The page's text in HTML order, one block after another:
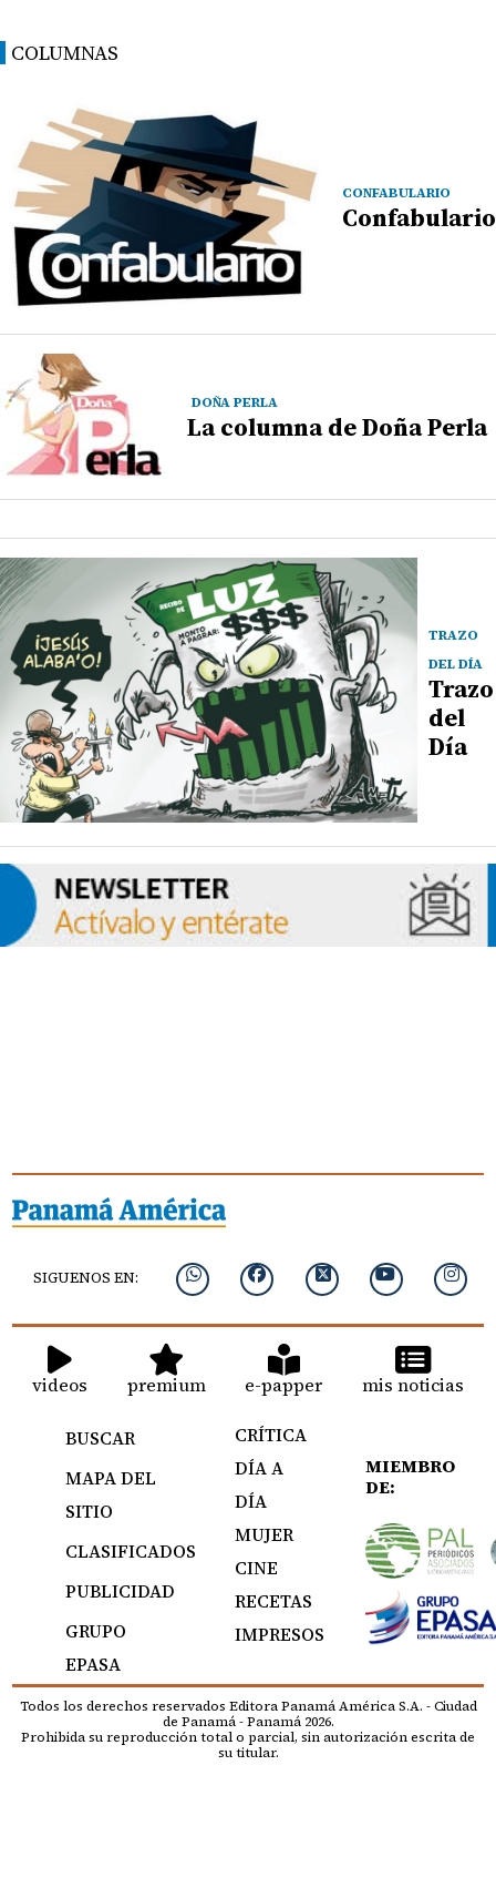
COLUMNAS
CONFABULARIO
Confabulario
DOÑA PERLA
La columna de Doña Perla
TRAZO
DEL DÍA
Trazo
del
Día
SIGUENOS EN:
videos premium e-papper mis noticias
BUSCAR
MAPA DEL
SITIO
CLASIFICADOS
PUBLICIDAD
GRUPO
EPASA
CRÍTICA
DÍA A
DÍA
MUJER
CINE
RECETAS
IMPRESOS
MIEMBRO
DE:
Todos los derechos reservados Editora Panamá América S.A. - Ciudad
de Panamá - Panamá 2026.
Prohibida su reproducción total o parcial, sin autorización escrita de
su titular.